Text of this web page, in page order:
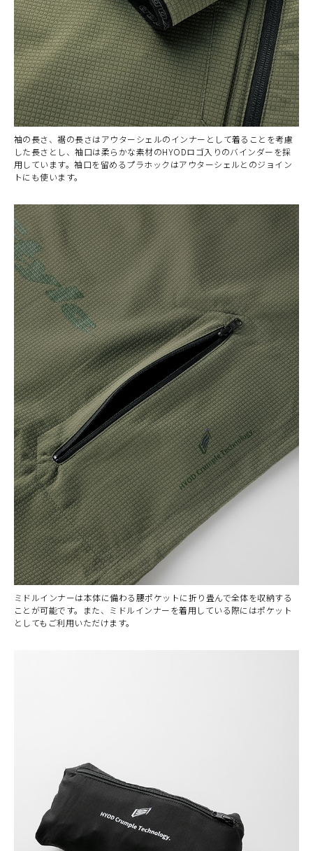
袖の長さ、裾の長さはアウターシェルのインナーとして着ることを考慮
した長さとし、袖口は柔らかな素材のHYODロゴ入りのバインダーを採
用しています。袖口を留めるプラホックはアウターシェルとのジョイン
トにも使います。
ミドルインナーは本体に備わる腰ポケットに折り畳んで全体を収納する
ことが可能です。また、ミドルインナーを着用している際にはポケット
としてもご利用いただけます。